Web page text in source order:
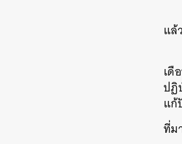
แล้
เดื
ปฏิ
แก้
ที่ม